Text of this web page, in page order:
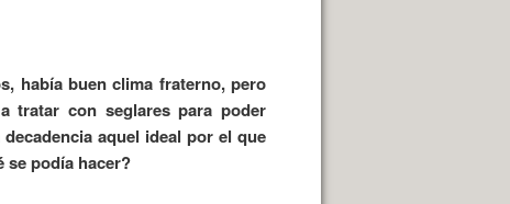
había buen clima fraterno, pero
tratar con seglares para poder
aquel ideal por el que
se podía hacer?